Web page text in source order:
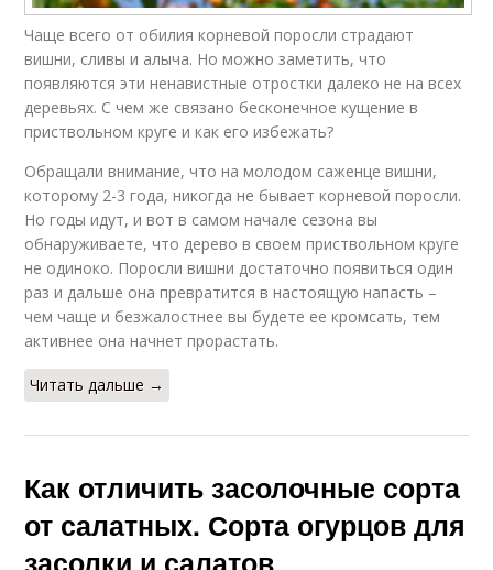
Чаще всего от обилия корневой поросли страдают
вишни, сливы и алыча. Но можно заметить, что
появляются эти ненавистные отростки далеко не на всех
деревьях. С чем же связано бесконечное кущение в
приствольном круге и как его избежать?
Обращали внимание, что на молодом саженце вишни,
которому 2-3 года, никогда не бывает корневой поросли.
Но годы идут, и вот в самом начале сезона вы
обнаруживаете, что дерево в своем приствольном круге
не одиноко. Поросли вишни достаточно появиться один
раз и дальше она превратится в настоящую напасть –
чем чаще и безжалостнее вы будете ее кромсать, тем
активнее она начнет прорастать.
Читать дальше →
Как отличить засолочные сорта
от салатных. Сорта огурцов для
засолки и салатов